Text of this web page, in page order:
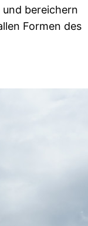
bereichern
Formen des